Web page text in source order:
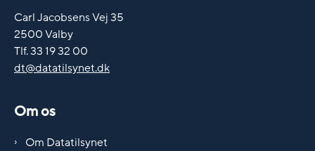
Carl Jacobsens Vej 35
2500 Valby
Tlf. 33 19 32 00
dt@datatilsynet.dk
Om os
Om Datatilsynet